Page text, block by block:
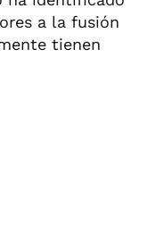
a la fusión
tienen